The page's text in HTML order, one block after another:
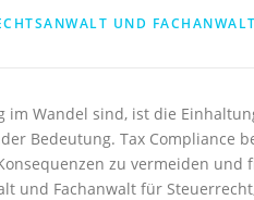
UND
Wandel sind, ist die
Bedeutung. Tax Compliance
zu vermeiden und
und Fachanwalt für